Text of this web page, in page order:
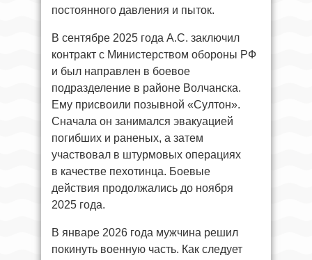
постоянного давления и пыток.
В сентябре 2025 года А.С. заключил
контракт с Министерством обороны РФ
и был направлен в боевое
подразделение в районе Волчанска.
Ему присвоили позывной «Султон».
Сначала он занимался эвакуацией
погибших и раненых, а затем
участвовал в штурмовых операциях
в качестве пехотинца. Боевые
действия продолжались до ноября
2025 года.
В январе 2026 года мужчина решил
покинуть военную часть. Как следует